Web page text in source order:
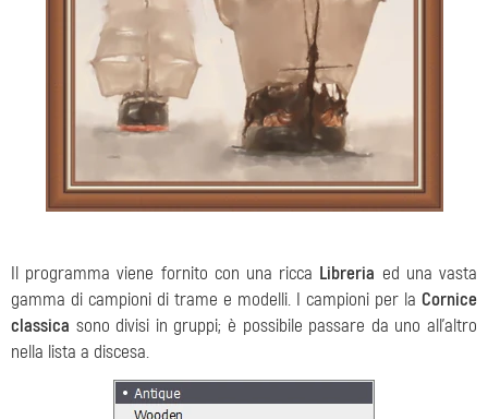
Il programma viene fornito con una ricca Libreria ed una vasta
gamma di campioni di trame e modelli. I campioni per la Cornice
classica sono divisi in gruppi; è possibile passare da uno all'altro
nella lista a discesa.